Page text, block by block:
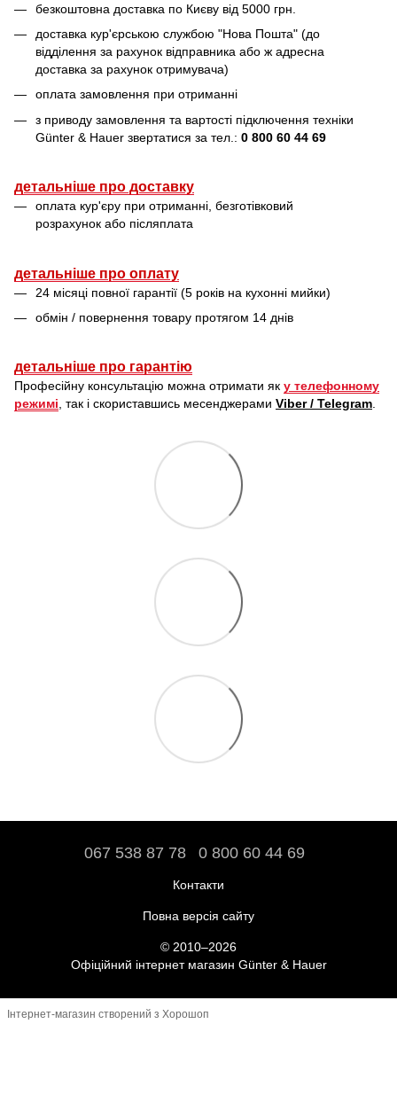
безкоштовна доставка по Києву від 5000 грн.
доставка кур'єрською службою "Нова Пошта" (до
відділення за рахунок відправника або ж адресна
доставка за рахунок отримувача)
оплата замовлення при отриманні
з приводу замовлення та вартості підключення техніки
Günter & Hauer звертатися за тел.: 0 800 60 44 69
детальніше про доставку
оплата кур'єру при отриманні, безготівковий
розрахунок або післяплата
детальніше про оплату
24 місяці повної гарантії (5 років на кухонні мийки)
обмін / повернення товару протягом 14 днів
детальніше про гарантію
Професійну консультацію можна отримати як у телефонному
режимі, так і скориставшись месенджерами Viber / Telegram.
067 538 87 78 0 800 60 44 69
Контакти
Повна версія сайту
© 2010–2026
Офіційний інтернет магазин Günter & Hauer
Інтернет-магазин створений з Хорошоп